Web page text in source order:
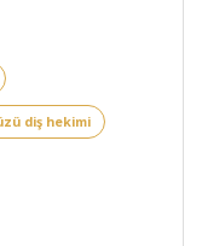
diş hekimi